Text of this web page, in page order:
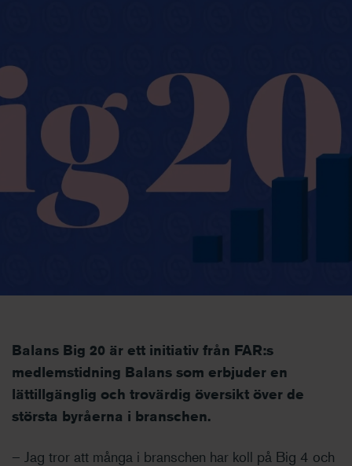
Balans Big 20 är ett initiativ från FAR:s
medlemstidning Balans som erbjuder en
lättillgänglig och trovärdig översikt över de
största byråerna i branschen.
– Jag tror att många i branschen har koll på Big 4 och